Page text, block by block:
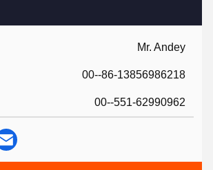
Mr. Andey
00--86-13856986218
00--551-62990962